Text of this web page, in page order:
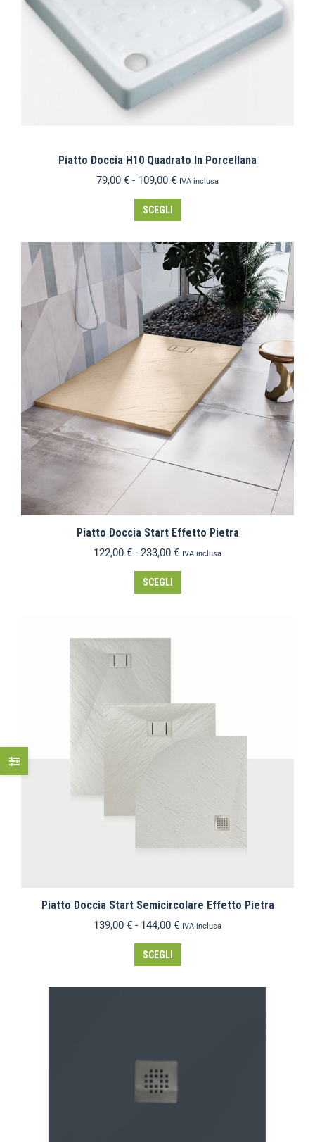
Piatto Doccia H10 Quadrato In Porcellana
79,00 € - 109,00 € IVA inclusa
SCEGLI
Piatto Doccia Start Effetto Pietra
122,00 € - 233,00 € IVA inclusa
SCEGLI
Piatto Doccia Start Semicircolare Effetto Pietra
139,00 € - 144,00 € IVA inclusa
SCEGLI